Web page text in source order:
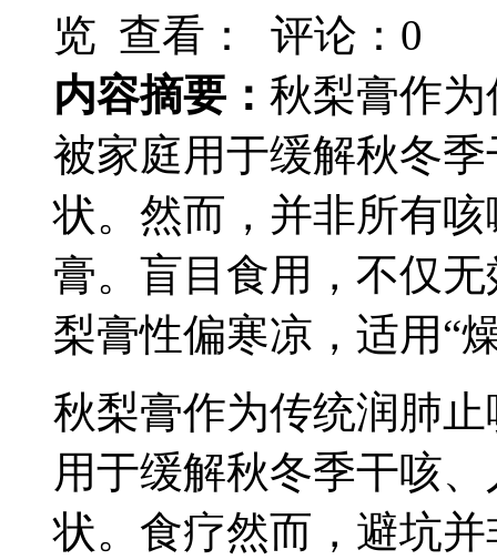
览 查看：
评论：0
内容摘要： 秋梨膏作
被家庭用于缓解秋冬
状。然而，并非所有
膏。盲目食用，不仅
梨膏性偏寒凉，适用“
秋梨膏作为传统润肺
用于缓解秋冬季干咳
状。食疗然而，避坑